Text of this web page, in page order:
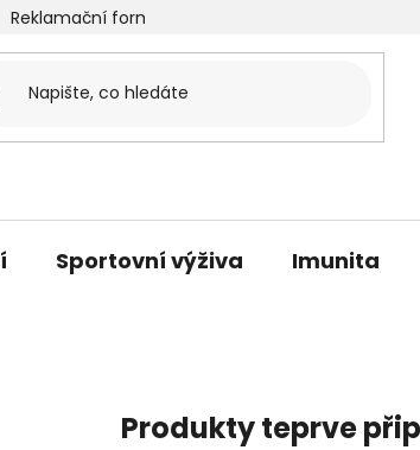
Reklamační formulář
Sportovní výživa Imunita
Produkty teprve